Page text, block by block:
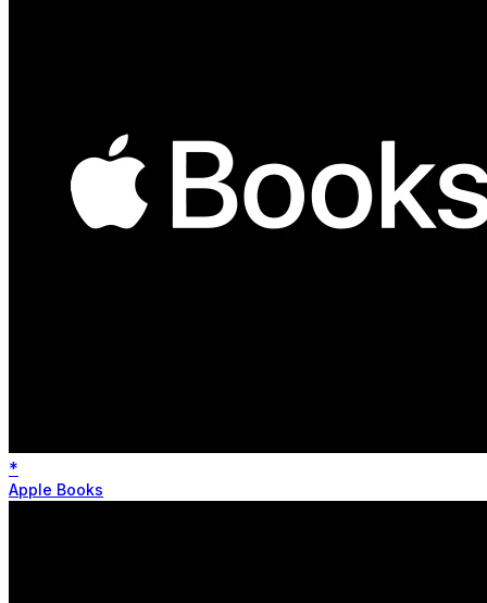
*
Apple Books